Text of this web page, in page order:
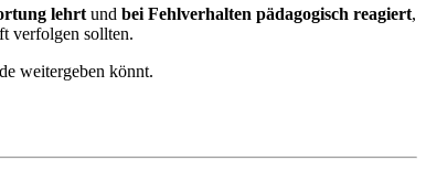
lehrt und bei Fehlverhalten pädagogisch reagiert,
verfolgen sollten.
weitergeben könnt.